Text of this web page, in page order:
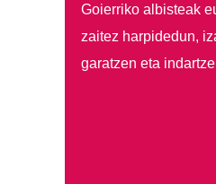
Goierriko albisteak
zaitez harpidedun,
garatzen eta